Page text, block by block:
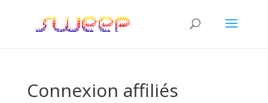
Connexion affiliés